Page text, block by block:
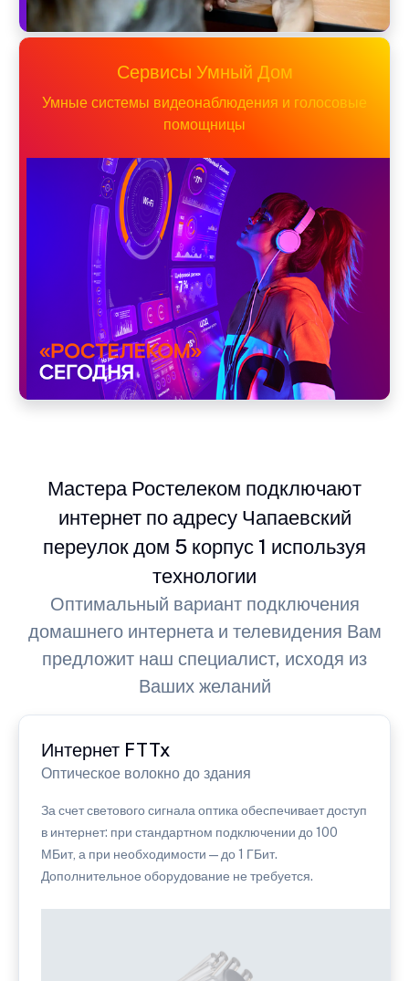
Сервисы Умный Дом
Умные системы видеонаблюдения и голосовые
помощницы
Мастера Ростелеком подключают
интернет по адресу Чапаевский
переулок дом 5 корпус 1 используя
технологии
Оптимальный вариант подключения
домашнего интернета и телевидения Вам
предложит наш специалист, исходя из
Ваших желаний
Интернет FTTx
Оптическое волокно до здания
За счет светового сигнала оптика обеспечивает доступ
в интернет: при стандартном подключении до 100
МБит, а при необходимости — до 1 ГБит.
Дополнительное оборудование не требуется.